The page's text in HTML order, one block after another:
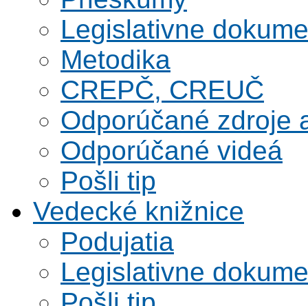
Legislativne
Metodika
CREPČ, CREUČ
Odporúčané zdroje
Odporúčané videá
Pošli tip
Vedecké knižnice
Podujatia
Legislativne